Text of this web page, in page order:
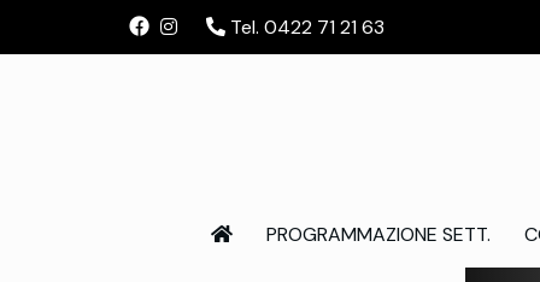
Tel. 0422 71 21 63
PROGRAMMAZIONE SETT.